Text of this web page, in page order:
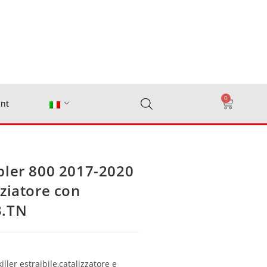
0
800 2017-2020
con
estraibile,catalizzatore e